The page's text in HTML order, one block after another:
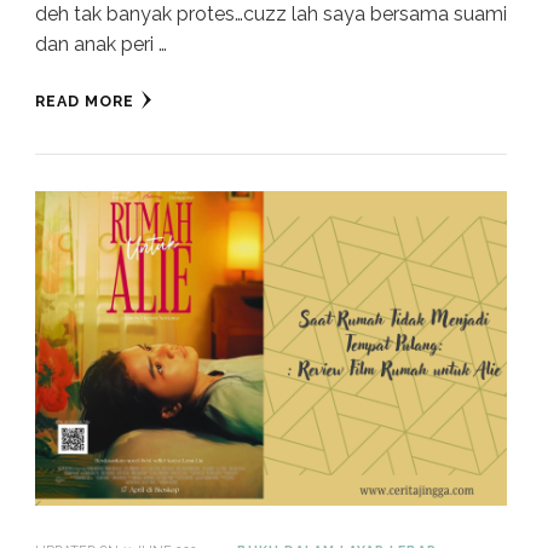
deh tak banyak protes…cuzz lah saya bersama suami
dan anak peri …
READ MORE